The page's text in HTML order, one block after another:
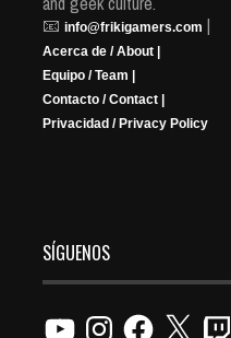
📧 info@frikigamers.com |
Acerca de / About |
Equipo / Team |
Contacto / Contact |
Privacidad / Privacy Policy
SÍGUENOS
YouTubeInstagramFacebook
X Twitch